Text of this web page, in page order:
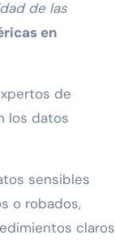
de las
en
de
los datos
sensibles
o robados,
claros